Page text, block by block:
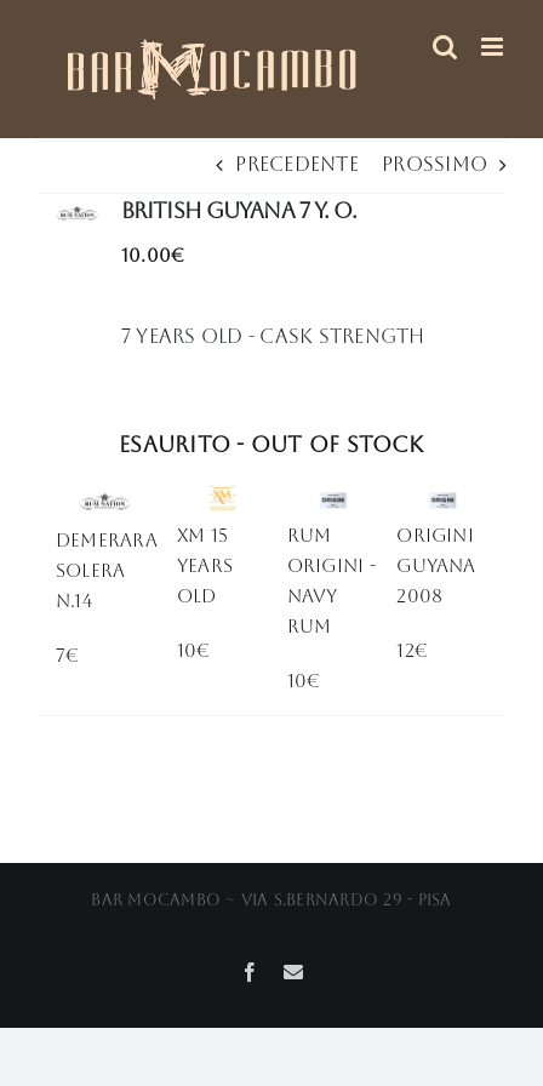
Precedente Prossimo
BRITISH Guyana 7 Y. O.
10.00€
7 years old - Cask Strength
Esaurito - Out of stock
Demerara
solera
n.14
7€
XM 15
Years
OLd
10€
RUM
Origini -
Navy
rum
10€
ORIGINI
GUYANA
2008
12€
Bar Mocambo ~ Via S.Bernardo 29 - Pisa
Facebook
Email